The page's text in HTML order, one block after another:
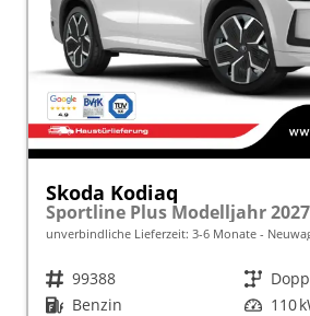
Skoda Kodiaq
unverbindliche Lieferzeit: 3-6 Monate
Fahrzeugnr. 99388 Getriebe
Kraftstoff Benzin Leistung 110